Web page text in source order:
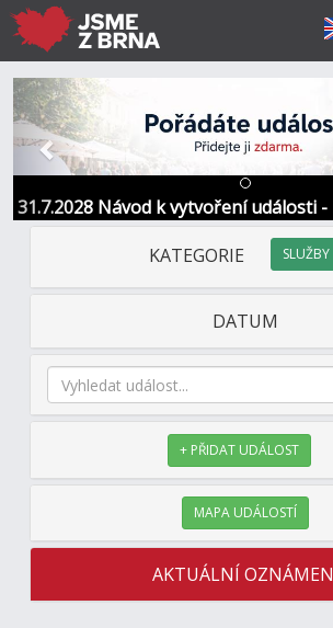
31.7.2028 Návod k vytvoření události
kontakt
Předchozí
KATEGORIE SLUŽBY
DATUM
+ PŘIDAT UDÁLOST
MAPA UDÁLOSTÍ
AKTUÁLNÍ